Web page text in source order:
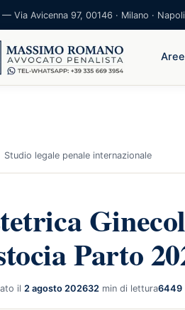
— Via Avicenna 97, 00146 · Milano · Napoli
Studio legale penale internazionale
Parto
il 2 agosto 202632 min di lettura6449